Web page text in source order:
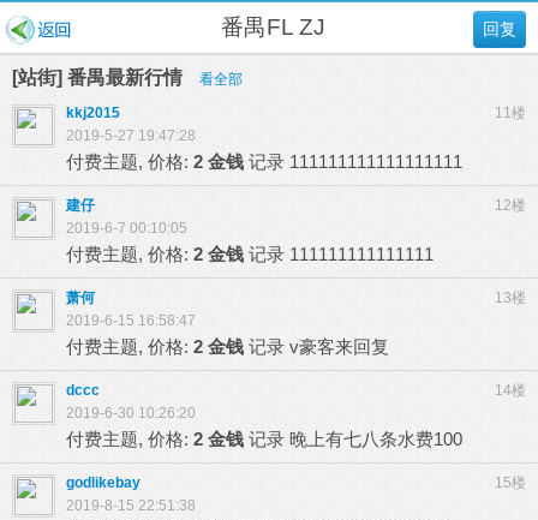
回复
番禺FL ZJ
[站街] 番禺最新行情
看全部
11楼
kkj2015
2019-5-27 19:47:28
付费主题, 价格: 2 金钱 记录 111111111111111111
12楼
建仔
2019-6-7 00:10:05
付费主题, 价格: 2 金钱 记录 111111111111111
13楼
萧何
2019-6-15 16:58:47
付费主题, 价格: 2 金钱 记录 v豪客来回复
14楼
dccc
2019-6-30 10:26:20
付费主题, 价格: 2 金钱 记录 晚上有七八条水费100
15楼
godlikebay
2019-8-15 22:51:38